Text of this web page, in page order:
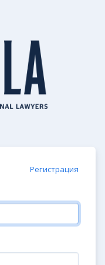
Регистрация